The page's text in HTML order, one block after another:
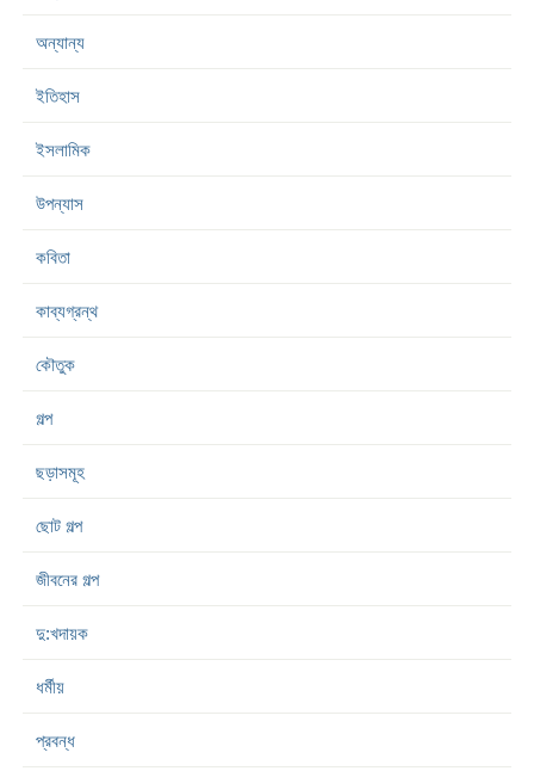
অন্যান্য
ইতিহাস
ইসলামিক
উপন্যাস
কবিতা
কাব্যগ্রন্থ
কৌতুক
গল্প
ছড়াসমূহ
ছোট গল্প
জীবনের গল্প
দু:খদায়ক
ধর্মীয়
প্রবন্ধ